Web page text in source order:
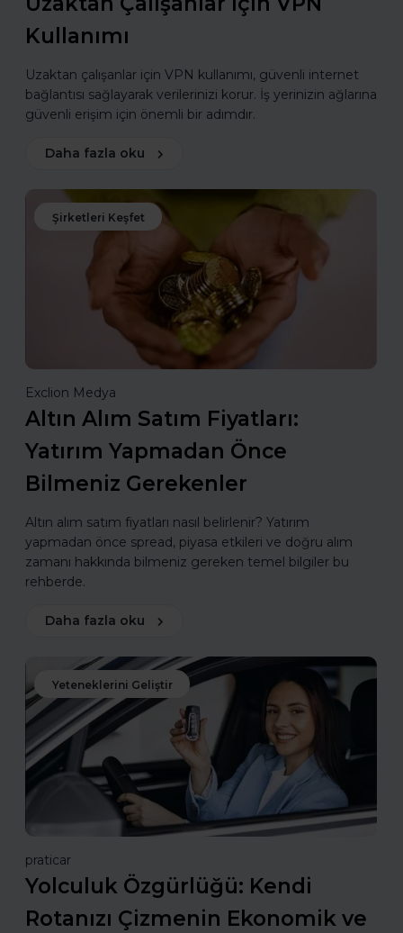
Kullanımı
Uzaktan çalışanlar için VPN kullanımı, güvenli internet
bağlantısı sağlayarak verilerinizi korur. İş yerinizin ağlarına
güvenli erişim için önemli bir adımdır.
Daha fazla oku
Şirketleri Keşfet
Exclion Medya
Altın Alım Satım Fiyatları:
Yatırım Yapmadan Önce
Bilmeniz Gerekenler
Altın alım satım fiyatları nasıl belirlenir? Yatırım
yapmadan önce spread, piyasa etkileri ve doğru alım
zamanı hakkında bilmeniz gereken temel bilgiler bu
rehberde.
Daha fazla oku
Yeteneklerini Geliştir
praticar
Yolculuk Özgürlüğü: Kendi
Rotanızı Çizmenin Ekonomik ve